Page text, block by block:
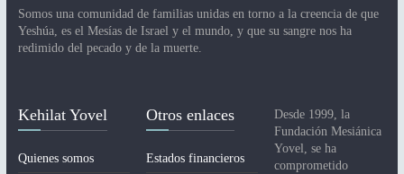
Somos una comunidad de familias unidas en torno a la creencia de que
Yeshúa, es el Mesías de Israel y el mundo, y que su sangre nos ha
redimido del pecado y de la muerte.
Kehilat Yovel
Quienes somos
Otros enlaces
Estados financieros
Desde 1999, la
Fundación Mesiánica
Yovel, se ha
comprometido